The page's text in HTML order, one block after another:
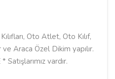
Oto Atlet, Oto Kılıf,
Araca Özel Dikim yapılır.
vardır.